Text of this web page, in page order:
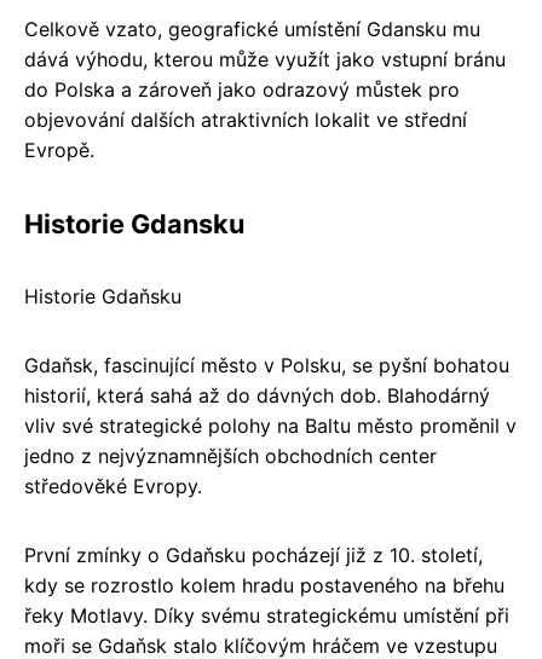
Celkově vzato, geografické umístění Gdansku mu
dává výhodu, kterou může využít jako vstupní bránu
do Polska a zároveň jako odrazový můstek pro
objevování dalších atraktivních lokalit ve střední
Evropě.
Historie Gdansku
Historie Gdaňsku
Gdaňsk, fascinující město v Polsku, se pyšní bohatou
historií, která sahá až do dávných dob. Blahodárný
vliv své strategické polohy na Baltu město proměnil v
jedno z nejvýznamnějších obchodních center
středověké Evropy.
První zmínky o Gdaňsku pocházejí již z 10. století,
kdy se rozrostlo kolem hradu postaveného na břehu
řeky Motlavy. Díky svému strategickému umístění při
moři se Gdaňsk stalo klíčovým hráčem ve vzestupu